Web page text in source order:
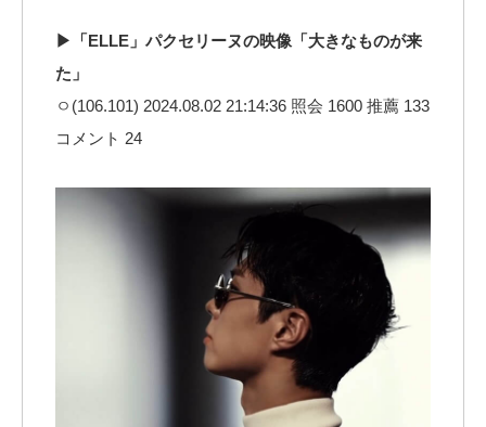
▶「ELLE」パクセリーヌの映像「大きなものが来
た」
ㅇ(106.101) 2024.08.02 21:14:36 照会 1600 推薦 133
コメント 24